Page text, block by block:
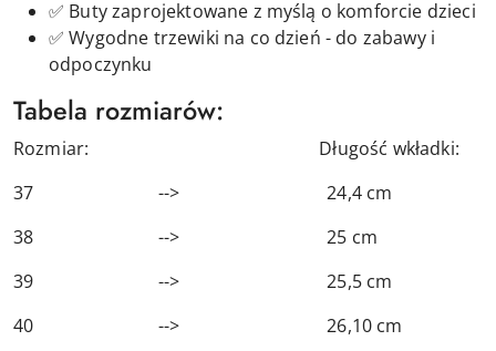
✅ Butyzaprojektowane z myślą o komforcie dzieci
✅ Wygodne trzewiki na co dzień - do zabawy i
odpoczynku
Tabela rozmiarów:
Rozmiar: Długość wkładki:
37 --> 24,4 cm
38 --> 25 cm
39 --> 25,5 cm
40 --> 26,10 cm